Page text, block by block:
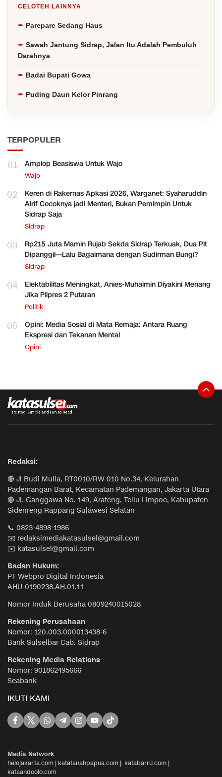
CELOTEH LAINNYA
Parepare Sedang Haus
Sawah Jantung Sidrap, Jalan Itu Adalah Pembuluh
Darahnya
Badai Bupati Gowa
Puding Daun Kelor Pinrang
TERPOPULER
01 Amplop Beasiswa Untuk Wajo
Wajo
02
Keren di Rakernas Apkasi 2026, Warganet: Syaharuddin
Alrif Cocoknya jadi Menteri, Bukan Pemimpin Untuk
Sidrap Saja
Sidrap
03
Rp215 Juta Mamin Rujab Sekda Sidrap Terkuak, Dua Plt
Dipanggil—Lalu Bagaimana dengan Sudirman Bungi?
Sidrap
04
Elektabilitas Meningkat, Anies-Muhaimin Diyakini Menang
Jika Pilpres 2 Putaran
Politik
05
Opini: Media Sosial di Mata Remaja: Antara Ruang
Ekspresi dan Tekanan Mental
Opini
Redaksi:
🔴 Jl Budi Mulia, RT0010/RW 010 No.34, Kelurahan
Pademangan Barat, Kecamatan Pademangan, Jakarta Utara
🔴 Jl. Ganggawa No. 149, Arateng, Tellu Limpoe, Kabupaten
Sidenreng Rappang Sulawesi Selatan
📞 0823-4898-1986
✉️ redaksimediakatasulsel@gmail.com
✉️ katasulsel@gmail.com
Badan Hukum:
PT Webpro Digital Indonesia
AHU-0190238.AH.01.11
Nomor Induk Berusaha 0809240015028
Rekening Perusahaan
Nomor: 120.003.000013438-6
Bank Sulselbar Cab. Sidrap
Rekening Media Relations
Nomor: 901862495666
Seabank
IKUTI KAMI
Media Network
helojakarta.com | katatanahpapua.com | katabarru.com |
kataandoolo.com